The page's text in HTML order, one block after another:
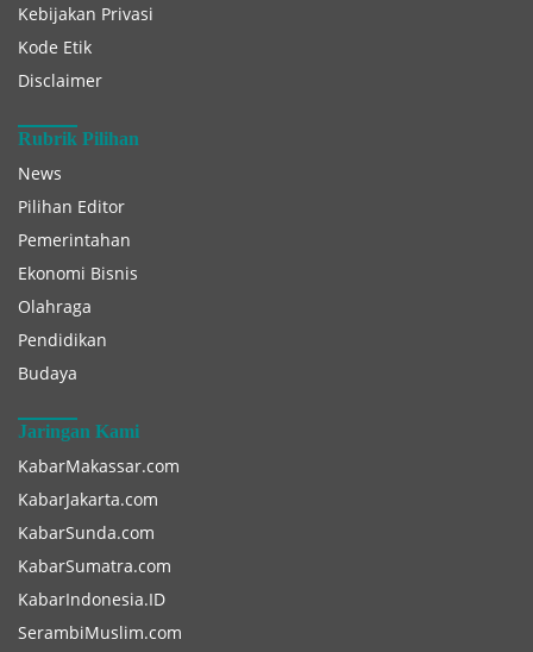
Kebijakan Privasi
Kode Etik
Disclaimer
Rubrik Pilihan
News
Pilihan Editor
Pemerintahan
Ekonomi Bisnis
Olahraga
Pendidikan
Budaya
Jaringan Kami
KabarMakassar.com
KabarJakarta.com
KabarSunda.com
KabarSumatra.com
KabarIndonesia.ID
SerambiMuslim.com